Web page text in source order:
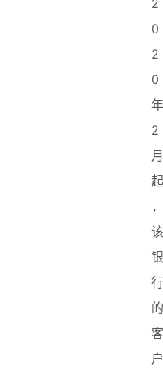
2
0
2
0
年
2
月
起
，
该
银
行
的
客
户